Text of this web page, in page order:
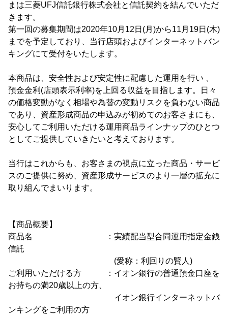
まは三菱UFJ信託銀行株式会社と信託契約を結んでいただ
きます。
第一回の募集期間は2020年10月12日(月)から11月19日(木)
までを予定しており、当行店頭およびインターネットバン
キングにて受付をいたします。
本商品は、安全性および安定性に配慮した運用を行い 、
預金金利(店頭表示利率)を上回る収益を目指します。日々
の価格変動がなく相場や為替の変動リスクを負わない商品
であり、資産形成商品の申込みが初めてのお客さまにも、
安心してご利用いただける運用商品ラインナップのひとつ
としてご提供していきたいと考えております。
当行はこれからも、お客さまの視点に立った商品・サービ
スのご提供に努め、資産形成サービスのより一層の拡充に
取り組んでまいります。
【商品概要】
商品名 ：実績配当型合同運用指定金銭
信託
(愛称：利回りの賢人)
ご利用いただける方 ：イオン銀行の普通預金口座を
お持ちの満20歳以上の方、
イオン銀行インターネットバ
ンキングをご利用の方